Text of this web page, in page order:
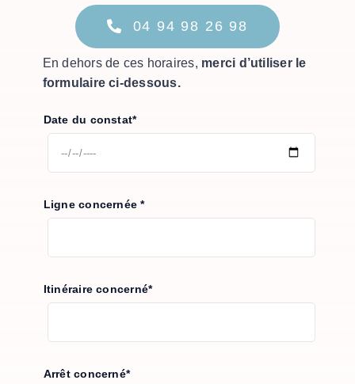
04 94 98 26 98
En dehors de ces horaires, merci d’utiliser le
formulaire ci-dessous.
Date du constat*
Ligne concernée *
Itinéraire concerné*
Arrêt concerné*